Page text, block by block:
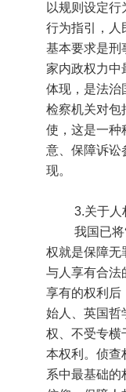
以规则设定
行为指引，人
基本要求是刑
家内政权力中
体现，是法
检察机关对包
使，这是一种
意、保障诉讼
现。
3.关于人
我国已将“
权就是保障无
与人享有合法
享有的权利后
始人、英国哲
权、不受专横
本权利。侦查
系中最基础的